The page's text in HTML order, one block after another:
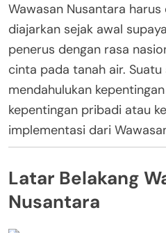
Wawasan Nusantara
diajarkan sejak awal
penerus dengan rasa
cinta pada tanah air. Suatu
mendahulukan
kepentingan pribadi atau
implementasi dari
Latar Belakang
Nusantara